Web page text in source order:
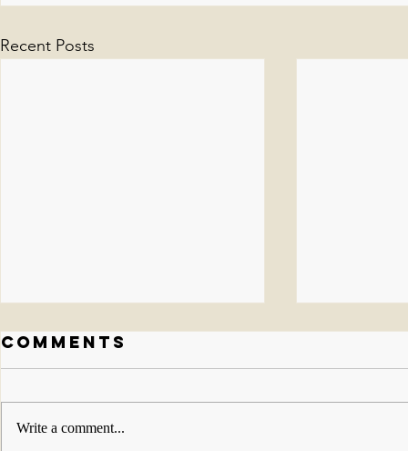
Recent Posts
Comments
Write a comment...